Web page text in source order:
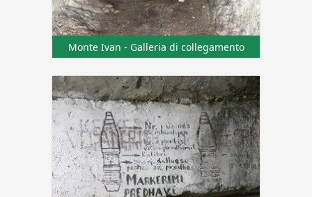
Monte Ivan - Galleria di collegamento